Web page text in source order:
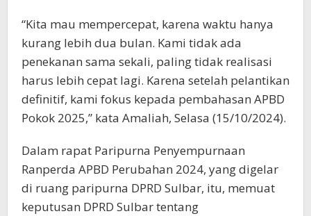
“Kita mau mempercepat, karena waktu hanya
kurang lebih dua bulan. Kami tidak ada
penekanan sama sekali, paling tidak realisasi
harus lebih cepat lagi. Karena setelah pelantikan
definitif, kami fokus kepada pembahasan APBD
Pokok 2025,” kata Amaliah, Selasa (15/10/2024).
Dalam rapat Paripurna Penyempurnaan
Ranperda APBD Perubahan 2024, yang digelar
di ruang paripurna DPRD Sulbar, itu, memuat
keputusan DPRD Sulbar tentang